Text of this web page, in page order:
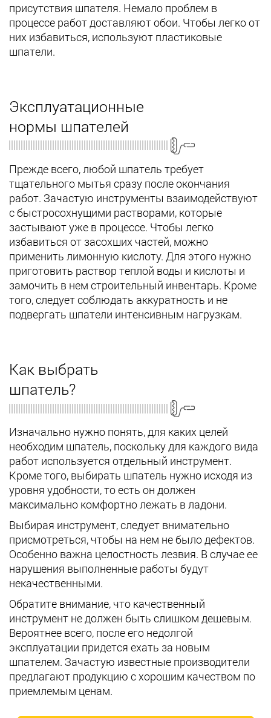
присутствия шпателя. Немало проблем в
процессе работ доставляют обои. Чтобы легко от
них избавиться, используют пластиковые
шпатели.
Эксплуатационные
нормы шпателей
Прежде всего, любой шпатель требует
тщательного мытья сразу после окончания
работ. Зачастую инструменты взаимодействуют
с быстросохнущими растворами, которые
застывают уже в процессе. Чтобы легко
избавиться от засохших частей, можно
применить лимонную кислоту. Для этого нужно
приготовить раствор теплой воды и кислоты и
замочить в нем строительный инвентарь. Кроме
того, следует соблюдать аккуратность и не
подвергать шпатели интенсивным нагрузкам.
Как выбрать
шпатель?
Изначально нужно понять, для каких целей
необходим шпатель, поскольку для каждого вида
работ используется отдельный инструмент.
Кроме того, выбирать шпатель нужно исходя из
уровня удобности, то есть он должен
максимально комфортно лежать в ладони.
Выбирая инструмент, следует внимательно
присмотреться, чтобы на нем не было дефектов.
Особенно важна целостность лезвия. В случае ее
нарушения выполненные работы будут
некачественными.
Обратите внимание, что качественный
инструмент не должен быть слишком дешевым.
Вероятнее всего, после его недолгой
эксплуатации придется ехать за новым
шпателем. Зачастую известные производители
предлагают продукцию с хорошим качеством по
приемлемым ценам.